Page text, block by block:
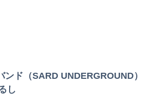
ド（SARD UNDERGROUND）
し